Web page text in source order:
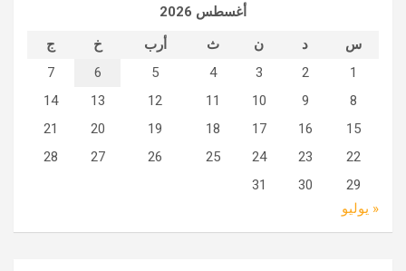
أغسطس 2026
س
د ن ث أرب خ
ج
1
2
3
4
5
6
7
8
9
10
11
12
13
14
15
16
17
18
19
20
21
22
23
24
25
26
27
28
29
30
31
« يوليو